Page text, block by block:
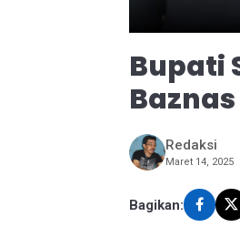
Bupati
Redaksi
Maret 14, 2025
Bagikan: